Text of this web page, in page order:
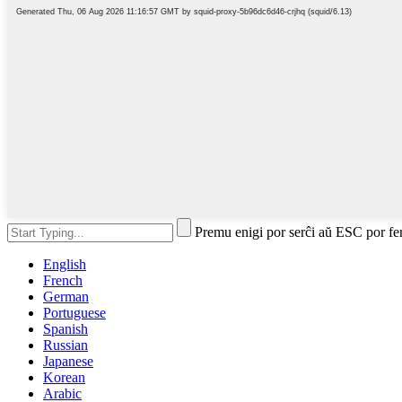
Premu enigi por serĉi aŭ ESC por
English
French
German
Portuguese
Spanish
Russian
Japanese
Korean
Arabic